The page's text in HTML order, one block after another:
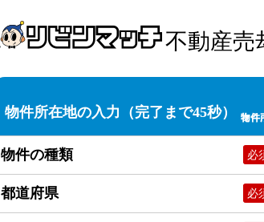
不動産売
物件所在地の入力 （完了まで45秒）
物件の種類 必
都道府県 必